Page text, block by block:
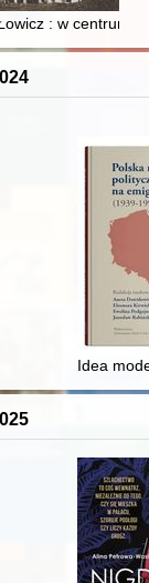
wiecznej
: w centrum
jak uczyć o
: (na wybranym
Idea